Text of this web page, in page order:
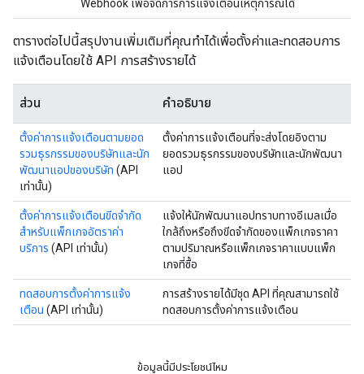
Webhook เพื่อจัดการการแจ้งเตือนเหตุการณ์ได้
ตารางต่อไปนี้สรุปงานเพิ่มเติมที่คุณทำได้เพื่อตั้งค่าและทดสอบการ
แจ้งเตือนโดยใช้ API การสร้างรายได้
ส่วน คำอธิบาย
ตั้งค่าการแจ้งเตือนตามยอด
รวมธุรกรรมของบริษัทและนัก
พัฒนาแอปของบริษัท (API
เท่านั้น)
ตั้งค่าการแจ้งเตือนที่จะส่งโดยอิงตาม
ยอดรวมธุรกรรมของบริษัทและนักพัฒนา
แอป
ตั้งค่าการแจ้งเตือนขีดจํากัด
สำหรับแพ็กเกจอัตราค่า
บริการ (API เท่านั้น)
แจ้งให้นักพัฒนาแอปทราบทางอีเมลเมื่อ
ใกล้ถึงหรือถึงขีดจำกัดของแพ็กเกจราคา
ตามปริมาณหรือแพ็กเกจราคาแบบแพ็ก
เกจที่ซื้อ
ทดสอบการตั้งค่าการแจ้ง
เตือน (API เท่านั้น)
การสร้างรายได้มีชุด API ที่คุณสามารถใช้
ทดสอบการตั้งค่าการแจ้งเตือน
ข้อมูลนี้มีประโยชน์ไหม